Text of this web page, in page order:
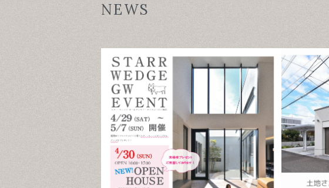
SUSTAINABLE DESIGN
NEWS